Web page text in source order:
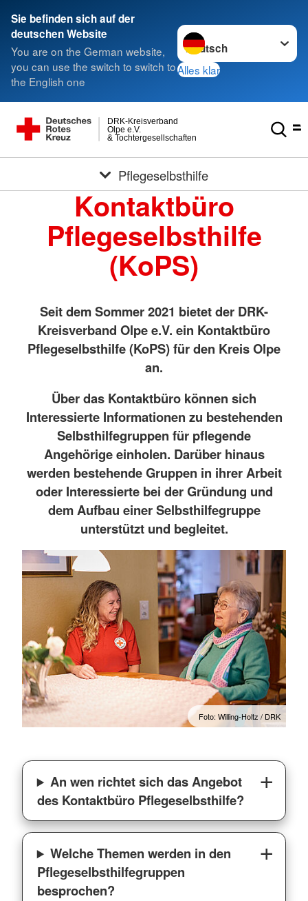
Sie befinden sich auf der
deutschen Website
You are on the German website,
you can use the switch to switch to
the English one
Sprache wechseln zu
Alles klar
& Tochtergesellschaften
Olpe e.V.
DRK-Kreisverband
Pflegeselbsthilfe
Kontaktbüro
Pflegeselbsthilfe
(KoPS)
Foto: Willing-Holtz / DRK
Seit dem Sommer 2021 bietet der DRK-
Kreisverband Olpe e.V. ein Kontaktbüro
Pflegeselbsthilfe (KoPS) für den Kreis Olpe
an.
Über das Kontaktbüro können sich
Interessierte Informationen zu bestehenden
Selbsthilfegruppen für pflegende
Angehörige einholen. Darüber hinaus
werden bestehende Gruppen in ihrer Arbeit
oder Interessierte bei der Gründung und
dem Aufbau einer Selbsthilfegruppe
unterstützt und begleitet.
An wen richtet sich das Angebot
des Kontaktbüro Pflegeselbsthilfe?
Welche Themen werden in den
Pflegeselbsthilfegruppen
besprochen?